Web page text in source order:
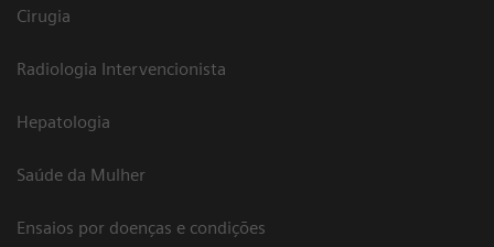
Cirugia
Radiologia Intervencionista
Hepatologia
Saúde da Mulher
Ensaios por doenças e condições